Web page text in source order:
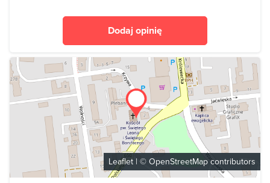
Dodaj opinię
Leaflet | © OpenStreetMapcontributors